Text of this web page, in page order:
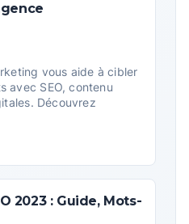
vous aide à cibler
avec SEO, contenu
Découvrez
2023 : Guide, Mots-